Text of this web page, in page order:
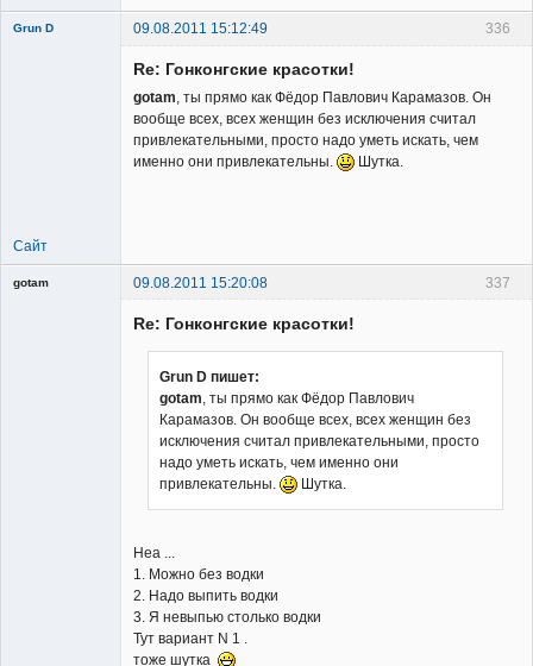
336
Grun D 09.08.2011 15:12:49
Re: Гонконгские красотки!
gotam , ты прямо как Фёдор Павлович Карамазов. Он
вообще всех, всех женщин без исключения считал
привлекательными, просто надо уметь искать, чем
именно они привлекательны.
Шутка.
Сайт
337
gotam
09.08.2011 15:20:08
Re: Гонконгские красотки!
Grun D пишет:
gotam , ты прямо как Фёдор Павлович
Карамазов. Он вообще всех, всех женщин без
исключения считал привлекательными, просто
надо уметь искать, чем именно они
привлекательны.
Шутка.
Неа ...
1. Можно без водки
2. Надо выпить водки
3. Я невыпью столько водки
Тут вариант N 1 .
тоже шутка